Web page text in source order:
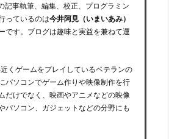
記事執筆、編集、校正、プログラミン
っているのは今井阿見（いまいあみ）
です。ブログは趣味と実益を兼ねて運
くゲームをプレイしているベテランの
パソコンでゲーム作りや映像制作を行
だけでなく、映画やアニメなどの映像
パソコン、ガジェットなどの分野にも